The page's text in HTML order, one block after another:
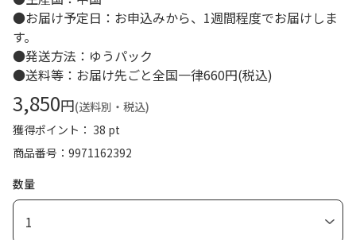
●お届け予定日：お申込みから、1週間程度でお届けしま
す。
●発送方法：ゆうパック
●送料等：お届け先ごと全国一律660円(税込)
3,850円(送料別・税込)
獲得ポイント： 38 pt
商品番号
9971162392
数量
1